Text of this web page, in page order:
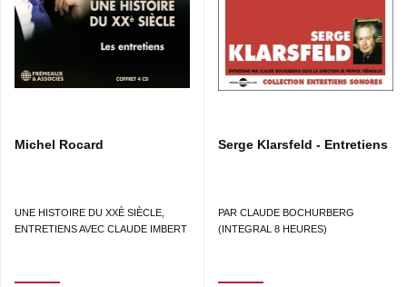
Michel Rocard
UNE HISTOIRE DU XXÈ SIÈCLE,
ENTRETIENS AVEC CLAUDE IMBERT
Serge Klarsfeld - Entretiens
PAR CLAUDE BOCHURBERG
(INTEGRAL 8 HEURES)